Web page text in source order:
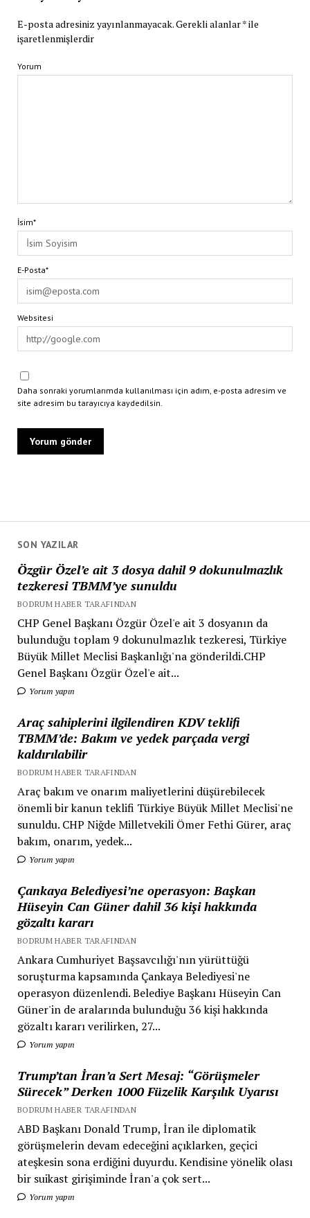
SON YAZILAR
Özgür Özel’e ait 3 dosya dahil 9 dokunulmazlık
tezkeresi TBMM’ye sunuldu
BODRUM HABER TARAFINDAN
CHP Genel Başkanı Özgür Özel'e ait 3 dosyanın da
bulunduğu toplam 9 dokunulmazlık tezkeresi, Türkiye
Büyük Millet Meclisi Başkanlığı'na gönderildi.CHP
Genel Başkanı Özgür Özel'e ait...
Yorum yapın
Araç sahiplerini ilgilendiren KDV teklifi
TBMM’de: Bakım ve yedek parçada vergi
kaldırılabilir
BODRUM HABER TARAFINDAN
Araç bakım ve onarım maliyetlerini düşürebilecek
önemli bir kanun teklifi Türkiye Büyük Millet Meclisi'ne
sunuldu. CHP Niğde Milletvekili Ömer Fethi Gürer, araç
bakım, onarım, yedek...
Yorum yapın
Çankaya Belediyesi’ne operasyon: Başkan
Hüseyin Can Güner dahil 36 kişi hakkında
gözaltı kararı
BODRUM HABER TARAFINDAN
Ankara Cumhuriyet Başsavcılığı'nın yürüttüğü
soruşturma kapsamında Çankaya Belediyesi'ne
operasyon düzenlendi. Belediye Başkanı Hüseyin Can
Güner'in de aralarında bulunduğu 36 kişi hakkında
gözaltı kararı verilirken, 27...
Yorum yapın
Trump’tan İran’a Sert Mesaj: “Görüşmeler
Sürecek” Derken 1000 Füzelik Karşılık Uyarısı
BODRUM HABER TARAFINDAN
ABD Başkanı Donald Trump, İran ile diplomatik
görüşmelerin devam edeceğini açıklarken, geçici
ateşkesin sona erdiğini duyurdu. Kendisine yönelik olası
bir suikast girişiminde İran'a çok sert...
Yorum yapın
E-posta adresiniz yayınlanmayacak.Gerekli alanlar*ile
işaretlenmişlerdir
Yorum
İsim*
E-Posta*
Websitesi
Daha sonraki yorumlarımda kullanılması için adım, e-posta adresim ve
site adresim bu tarayıcıya kaydedilsin.